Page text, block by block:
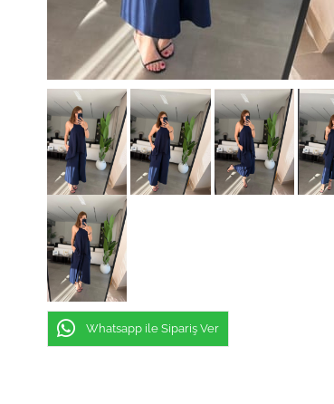
Whatsapp ile Sipariş Ver